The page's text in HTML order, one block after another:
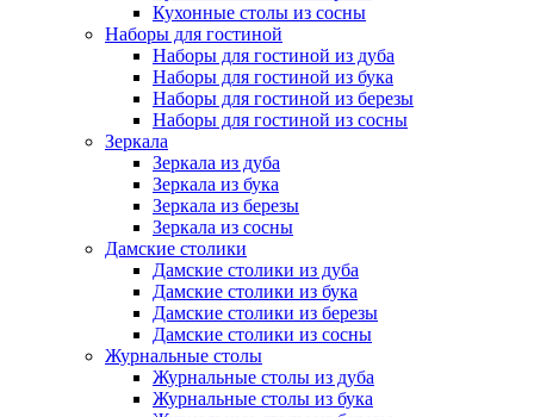
Кухонные столы из сосны
Наборы для гостиной
Наборы для гостиной из дуба
Наборы для гостиной из бука
Наборы для гостиной из березы
Наборы для гостиной из сосны
Зеркала
Зеркала из дуба
Зеркала из бука
Зеркала из березы
Зеркала из сосны
Дамские столики
Дамские столики из дуба
Дамские столики из бука
Дамские столики из березы
Дамские столики из сосны
Журнальные столы
Журнальные столы из дуба
Журнальные столы из бука